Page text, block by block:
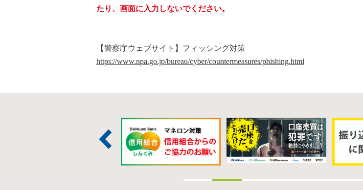
たり、画面に入力しないでください。
【警察庁ウェブサイト】フィッシング対策
https://www.npa.go.jp/bureau/cyber/countermeasures/phishing.html